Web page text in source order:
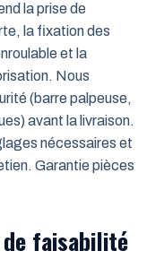
la prise de
la fixation des
et la
Nous
(barre palpeuse,
avant la livraison.
nécessaires et
Garantie pièces
faisabilité